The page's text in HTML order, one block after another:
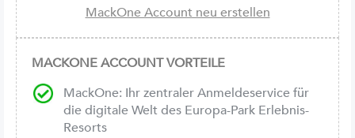
MACKONE ACCOUNT VORTEILE
MackOne: Ihr zentraler Anmeldeservice für
die digitale Welt des Europa-Park Erlebnis-
Resorts